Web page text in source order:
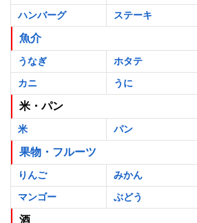
ハンバーグ
ステーキ
魚介
うなぎ ホタテ
カニ
うに
米・パン
米 パン
果物・フルーツ
りんご みかん
マンゴー
ぶどう
酒